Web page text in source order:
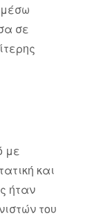
σε
με
και
ήταν
του